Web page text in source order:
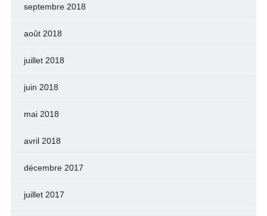
septembre 2018
août 2018
juillet 2018
juin 2018
mai 2018
avril 2018
décembre 2017
juillet 2017